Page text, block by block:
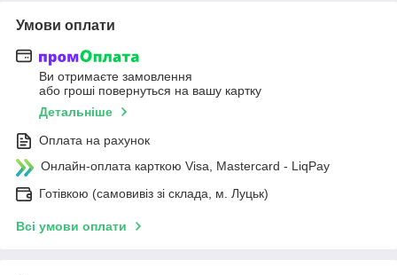
Умови оплати
Ви отримаєте замовлення
або гроші повернуться на вашу картку
Детальніше
Оплата на рахунок
Онлайн-оплата карткою Visa, Mastercard - LiqPay
Готівкою (самовивіз зі склада, м. Луцьк)
Всі умови оплати